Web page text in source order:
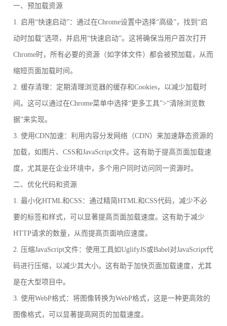
一、预加载资源
1. 启用“快速启动”：通过在Chrome设置中选择“高级”，找到“启
动时加载”选项，并启用“快速启动”。这将确保当用户首次打开
Chrome时，所有必要的资源（如字体文件）都会被预加载，从而
缩短页面加载时间。
2. 缓存清理：定期清理浏览器的缓存和Cookies，以减少加载时
间。这可以通过在Chrome菜单中选择“更多工具”>“清除浏览数
据”来实现。
3. 使用CDN加速：利用内容分发网络（CDN）来加速静态资源的
加载，如图片、CSS和JavaScript文件。这有助于提高页面加载速
度，尤其是在企业环境中，多个用户同时访问同一资源时。
二、优化代码和资源
1. 最小化HTML和CSS：通过精简HTML和CSS代码，减少不必
要的标签和样式，可以显著提高页面加载速度。这有助于减少
HTTP请求的数量，从而提高页面响应速度。
2. 压缩JavaScript文件：使用工具如UglifyJS或Babel对JavaScript代
码进行压缩，以减少其大小。这有助于加快页面加载速度，尤其
是在大型项目中。
3. 使用WebP格式：将图像转换为WebP格式，这是一种更高效的
图像格式，可以显著提高网页的加载速度。